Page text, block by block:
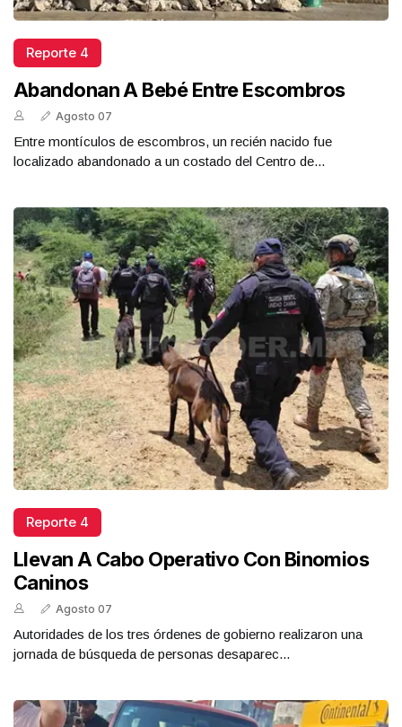
Reporte 4
Abandonan A Bebé Entre Escombros
Agosto 07
Entre montículos de escombros, un recién nacido fue
localizado abandonado a un costado del Centro de...
Reporte 4
Llevan A Cabo Operativo Con Binomios
Caninos
Agosto 07
Autoridades de los tres órdenes de gobierno realizaron una
jornada de búsqueda de personas desaparec...